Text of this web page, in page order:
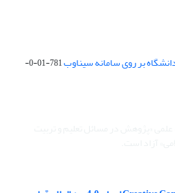
بر روی سامانه سیناوب
781-01-0-